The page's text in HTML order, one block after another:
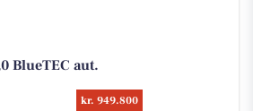
BlueTEC aut.
kr. 949.800